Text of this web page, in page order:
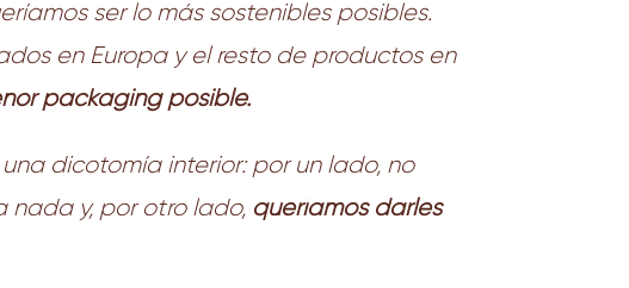
ser lo más sostenibles posibles.
en Europa y el resto de productos en
packaging posible.
dicotomía interior: por un lado, no
nada y, por otro lado, queríamos darles